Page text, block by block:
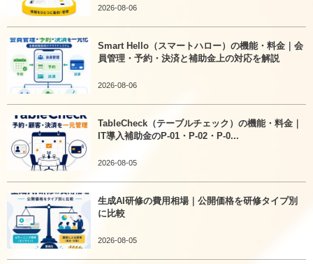
2026-08-06
Smart Hello（スマートハロー）の機能・料金｜会
員管理・予約・決済と補助金上の対応を解説
2026-08-06
TableCheck（テーブルチェック）の機能・料金｜
IT導入補助金のP-01・P-02・P-0...
2026-08-05
生成AI研修の費用相場｜公開価格を研修タイプ別
に比較
2026-08-05